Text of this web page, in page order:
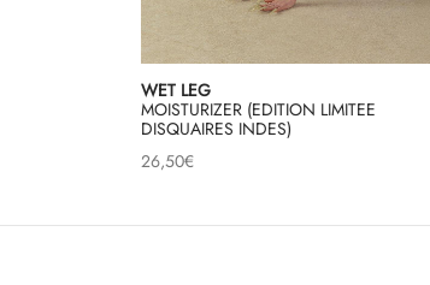
WET LEG
MOISTURIZER (EDITION LIMITEE
DISQUAIRES INDES)
26,50€